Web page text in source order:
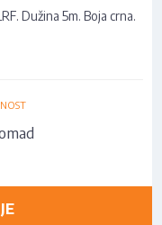
Dužina 5m. Boja crna.